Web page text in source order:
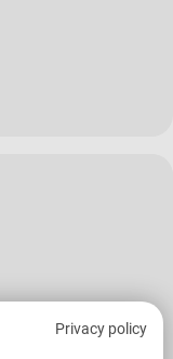
Privacy policy